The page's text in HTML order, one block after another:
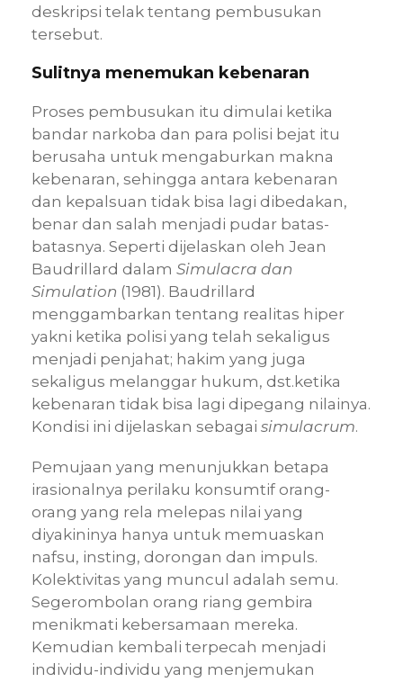
deskripsi telak tentang pembusukan
tersebut.
Sulitnya menemukan kebenaran
Proses pembusukan itu dimulai ketika
bandar narkoba dan para polisi bejat itu
berusaha untuk mengaburkan makna
kebenaran, sehingga antara kebenaran
dan kepalsuan tidak bisa lagi dibedakan,
benar dan salah menjadi pudar batas-
batasnya. Seperti dijelaskan oleh Jean
Baudrillard dalam Simulacra dan
Simulation (1981). Baudrillard
menggambarkan tentang realitas hiper
yakni ketika polisi yang telah sekaligus
menjadi penjahat; hakim yang juga
sekaligus melanggar hukum, dst.ketika
kebenaran tidak bisa lagi dipegang nilainya.
Kondisi ini dijelaskan sebagai simulacrum.
Pemujaan yang menunjukkan betapa
irasionalnya perilaku konsumtif orang-
orang yang rela melepas nilai yang
diyakininya hanya untuk memuaskan
nafsu, insting, dorongan dan impuls.
Kolektivitas yang muncul adalah semu.
Segerombolan orang riang gembira
menikmati kebersamaan mereka.
Kemudian kembali terpecah menjadi
individu-individu yang menjemukan